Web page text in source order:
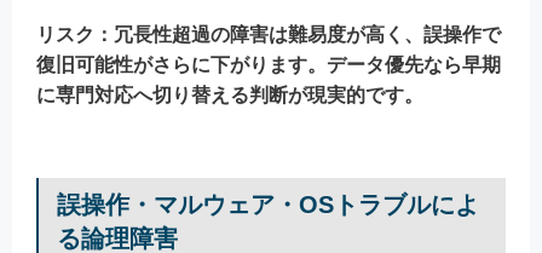
リスク：冗長性超過の障害は難易度が高く、誤操作で
復旧可能性がさらに下がります。データ優先なら早期
に専門対応へ切り替える判断が現実的です。
誤操作・マルウェア・OSトラブルによ
る論理障害